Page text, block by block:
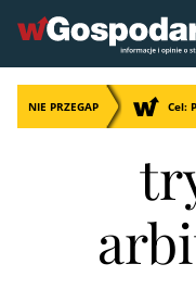
NIE PRZEGAP Cel: